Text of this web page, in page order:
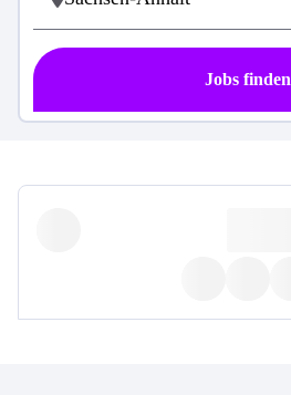
Jobs finden